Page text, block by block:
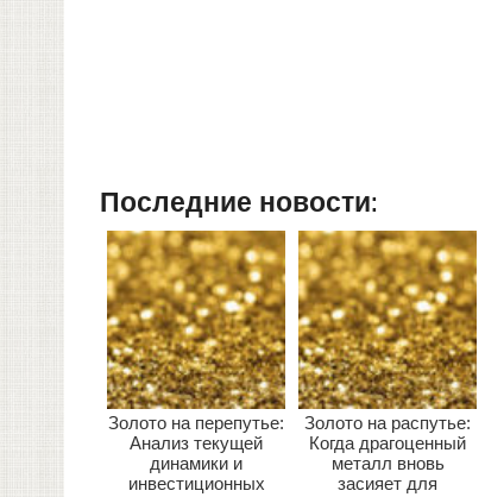
Последние новости:
Золото на перепутье:
Анализ текущей
динамики и
инвестиционных
Золото на распутье:
Когда драгоценный
металл вновь
засияет для